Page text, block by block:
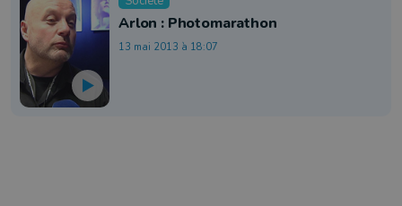
Arlon : Photomarathon
13 mai 2013 à 18:07